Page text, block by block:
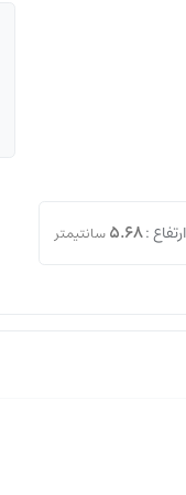
ارتفاع :5.68سانتیمتر